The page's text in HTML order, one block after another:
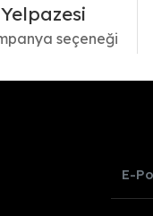
seçeneği